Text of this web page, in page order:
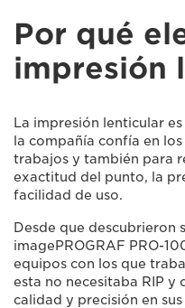
Por qué
impresión
La impresión lenticular
la compañía confía en
trabajos y también para
exactitud del punto, la
facilidad de uso.
Desde que descubrieron
imagePROGRAF PRO-
equipos con los que
esta no necesitaba RIP y
calidad y precisión en